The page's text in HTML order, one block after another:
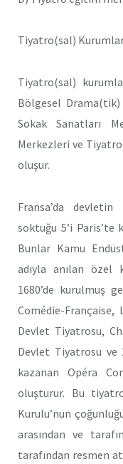
Tiyatro(sal)
Tiyatro(sal)
Bölgesel
Sokak Sanatları
Merkezleri ve
oluşur.
Fransa’da
soktuğu 5’i Paris’te
Bunlar Kamu
adıyla anılan özel
1680’de kurulmuş
Comédie-
Devlet Tiyatrosu,
Devlet Tiyatrosu ve
kazanan Opéra
oluşturur. Bu
Kurulu’nun
arasından ve
tarafından resmen